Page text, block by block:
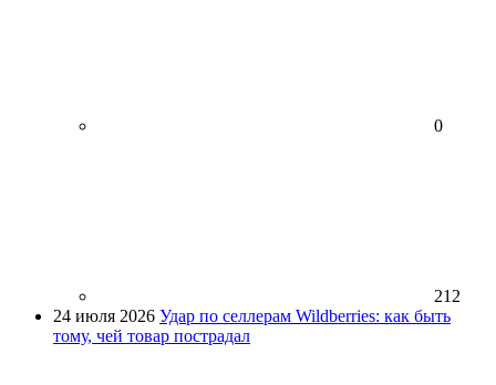
0
212
24 июля 2026 Удар по селлерам Wildberries: как быть
тому, чей товар пострадал